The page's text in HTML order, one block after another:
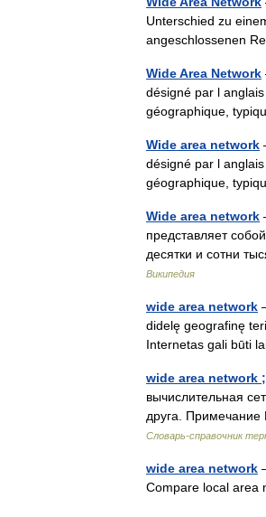
Unterschied zu
angeschlossenen
Wide Area Network
désigné par l
géographique,
Wide area network
désigné par l
géographique,
Wide area network
представляет
десятки и сотни
Википедия
wide area network
didelę geografinę
Internetas gali būti
wide area network
вычислительная
друга.
Словарь-справочник
wide area network
Compare local area